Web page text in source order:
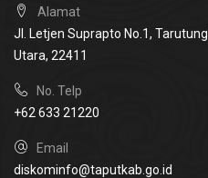
Alamat
Jl. Letjen Suprapto No.1, Tarutung
Utara, 22411
No. Telp
+62 633 21220
Email
diskominfo@taputkab.go.id